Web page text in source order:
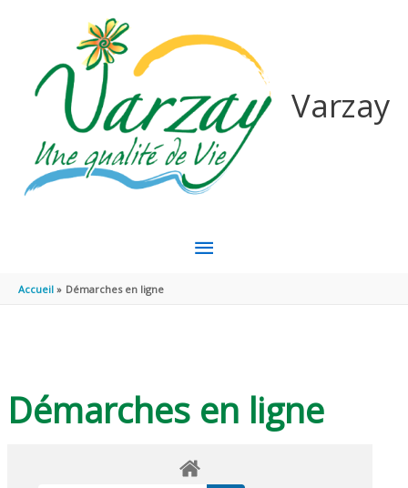
Varzay
MENU
Accueil Démarches en ligne
Démarches en ligne